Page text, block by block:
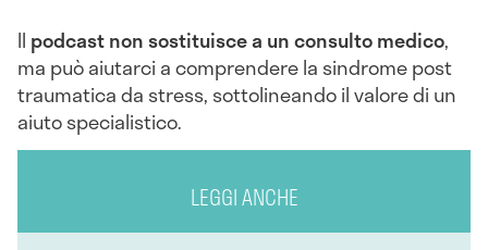
Il podcast non sostituisce a un consulto medico,
ma può aiutarci a comprendere la sindrome post
traumatica da stress, sottolineando il valore di un
aiuto specialistico.
LEGGI ANCHE